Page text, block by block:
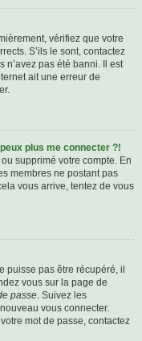
vérifiez que votre
S’ils le sont, contactez
n’avez pas été banni. Il est
ait une erreur de
plus me connecter ?!
supprimé votre compte. En
membres ne postant pas
vous arrive, tentez de vous
puisse pas être récupéré, il
vous sur la page de
passe. Suivez les
vous connecter.
mot de passe, contactez